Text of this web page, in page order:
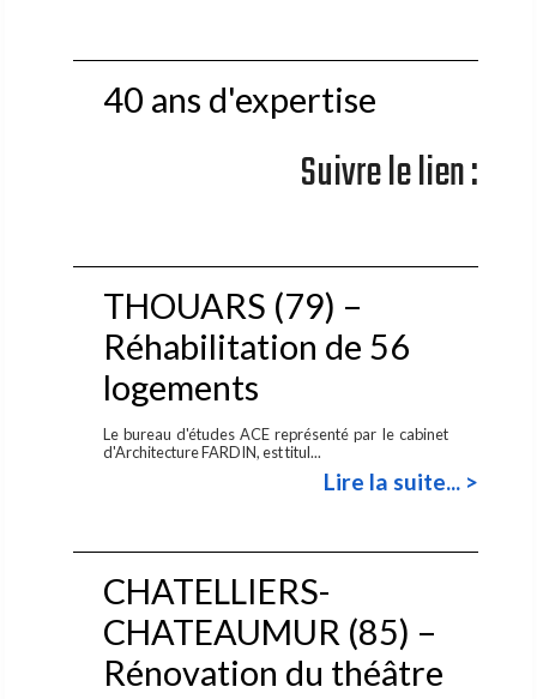
40 ans d'expertise
Suivre le lien :
THOUARS (79) –
Réhabilitation de 56
logements
Le bureau d'études ACE représenté par le cabinet
d'Architecture FARDIN, est titul...
Lire la suite... >
CHATELLIERS-
CHATEAUMUR (85) –
Rénovation du théâtre